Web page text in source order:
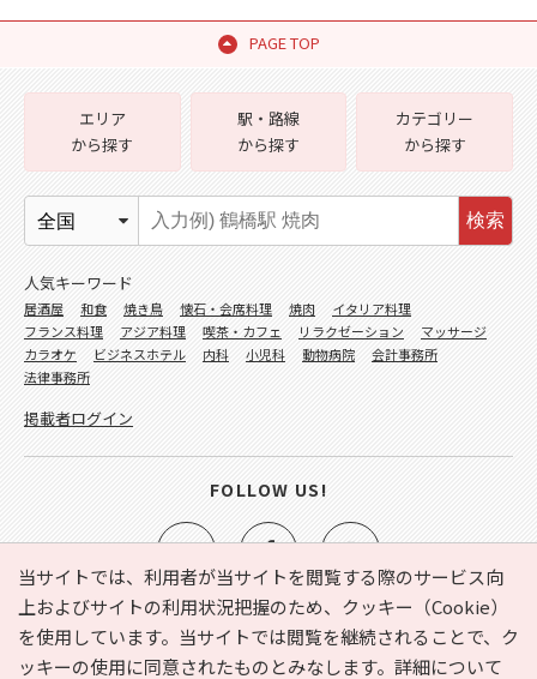
PAGE TOP
当サイトでは、利用者が当サイトを閲覧する際のサービス向
上およびサイトの利用状況把握のため、クッキー（Cookie）
を使用しています。当サイトでは閲覧を継続されることで、ク
ッキーの使用に同意されたものとみなします。詳細について
e-NAVITA（イーナビタ）とは？ お気に入り
ヘルプ
エリア
から探す
駅・路線
から探す
カテゴリー
から探す
検索
人気キーワード
居酒屋 和食 焼き鳥 懐石・会席料理 焼肉
イタリア料理
フランス料理
アジア料理 喫茶・カフェ リラクゼーション
マッサージ
カラオケ
ビジネスホテル 内科 小児科 動物病院
会計事務所
法律事務所
掲載者ログイン
FOLLOW US!